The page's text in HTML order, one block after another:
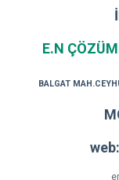
E.N
BALGAT